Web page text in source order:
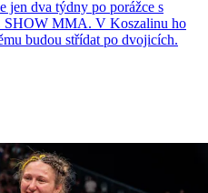
jen dva týdny po porážce s
SHOW MMA. V Koszalinu ho
budou střídat po dvojicích.